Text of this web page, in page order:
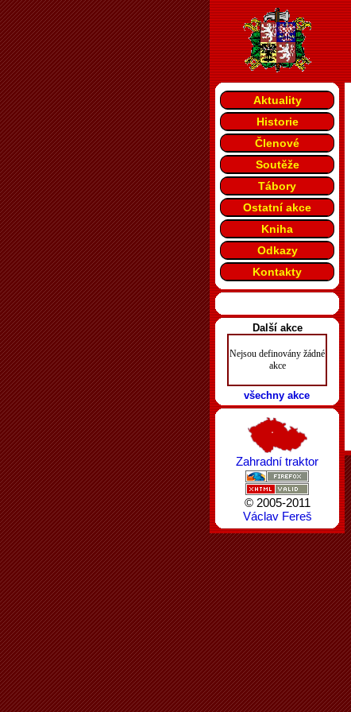
Aktuality
Historie
Členové
Soutěže
Tábory
Ostatní akce
Kniha
Odkazy
Kontakty
Další akce
Nejsou definovány žádné
akce
všechny akce
Zahradní traktor
© 2005-2011
Václav Fereš